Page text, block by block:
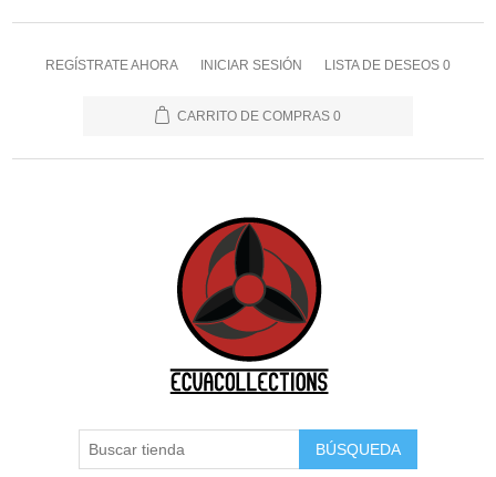
REGÍSTRATE AHORA INICIAR SESIÓN LISTA DE DESEOS 0
CARRITO DE COMPRAS 0
BÚSQUEDA